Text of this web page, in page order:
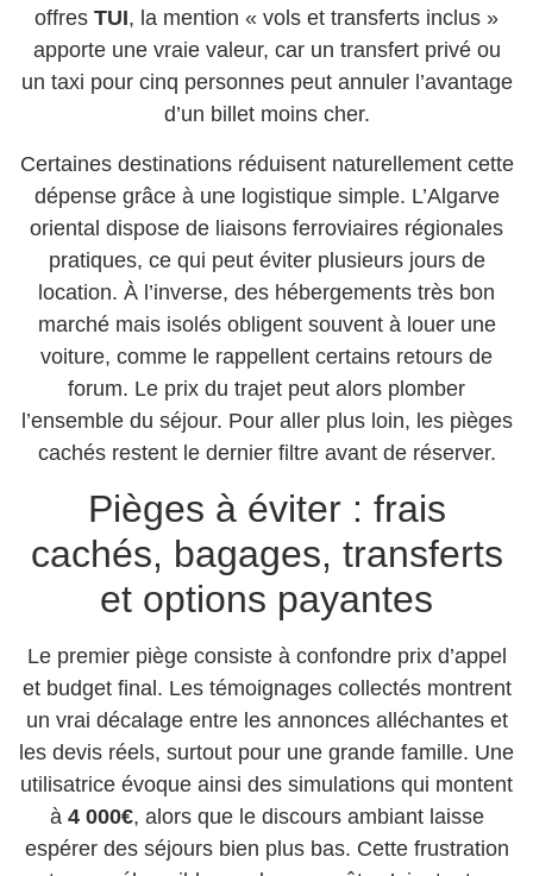
offres TUI, la mention « vols et transferts inclus »
apporte une vraie valeur, car un transfert privé ou
un taxi pour cinq personnes peut annuler l’avantage
d’un billet moins cher.
Certaines destinations réduisent naturellement cette
dépense grâce à une logistique simple. L’Algarve
oriental dispose de liaisons ferroviaires régionales
pratiques, ce qui peut éviter plusieurs jours de
location. À l’inverse, des hébergements très bon
marché mais isolés obligent souvent à louer une
voiture, comme le rappellent certains retours de
forum. Le prix du trajet peut alors plomber
l’ensemble du séjour. Pour aller plus loin, les pièges
cachés restent le dernier filtre avant de réserver.
Pièges à éviter : frais
cachés, bagages, transferts
et options payantes
Le premier piège consiste à confondre prix d’appel
et budget final. Les témoignages collectés montrent
un vrai décalage entre les annonces alléchantes et
les devis réels, surtout pour une grande famille. Une
utilisatrice évoque ainsi des simulations qui montent
à 4 000€, alors que le discours ambiant laisse
espérer des séjours bien plus bas. Cette frustration